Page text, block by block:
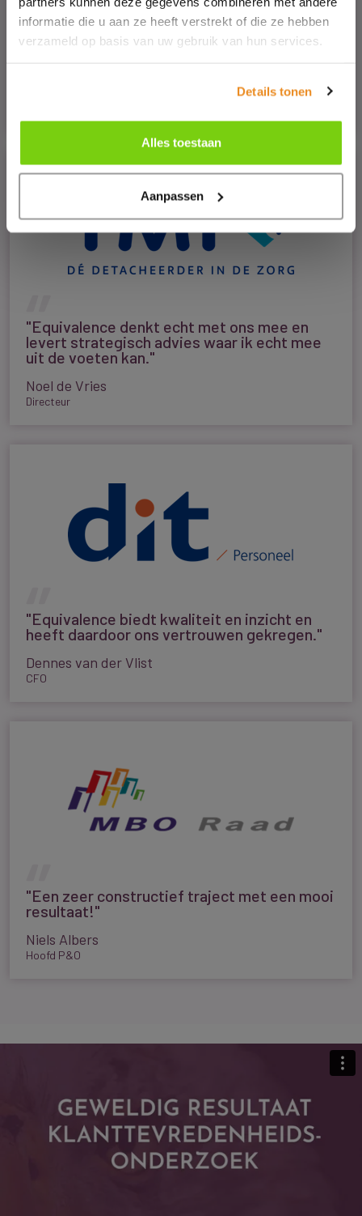
informatie die u aan ze heeft verstrekt of die ze hebben
verzameld op basis van uw gebruik van hun services.
Details tonen
Alles toestaan
Aanpassen
"Het real-time EQUnet-dashboard geeft
"Equivalence denkt echt met ons mee en
levert strategisch advies waar ik echt mee
uit de voeten kan."
Noel de Vries
Directeur
"Equivalence biedt kwaliteit en inzicht en
heeft daardoor ons vertrouwen gekregen."
Dennes van der Vlist
CFO
"Een zeer constructief traject met een mooi
resultaat!"
Niels Albers
Hoofd P&O